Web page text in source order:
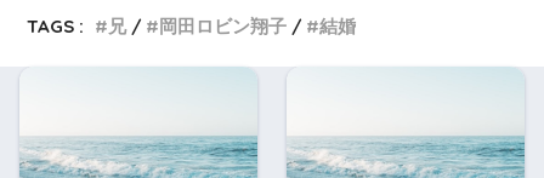
TAGS :
兄 岡田ロビン翔子 結婚